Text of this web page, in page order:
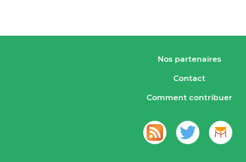
Nos partenaires
Contact
Comment contribuer